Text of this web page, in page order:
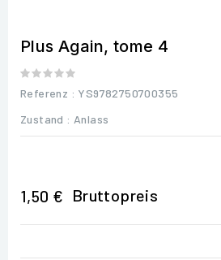
Plus Again, tome 4
Referenz : YS9782750700355
Zustand : Anlass
1,50 € Bruttopreis